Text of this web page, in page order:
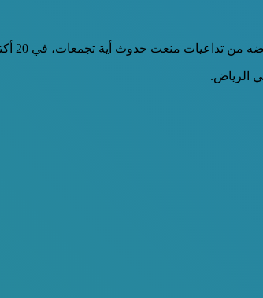
في 20 أكتوبر 2021 وقد كان، ولايزال، حافلاً بالمفاجآت.
الرياض.